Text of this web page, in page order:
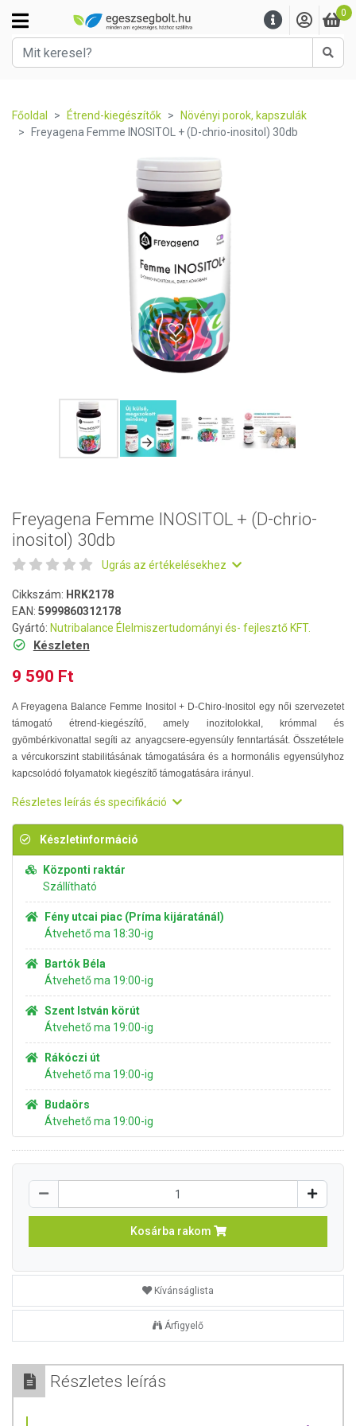
0
Főoldal Étrend-kiegészítők
Növényi porok, kapszulák
Freyagena Femme INOSITOL + (D-chrio-inositol) 30db
Freyagena Femme INOSITOL + (D-chrio-
inositol) 30db
Ugrás az értékelésekhez
Cikkszám: HRK2178
EAN: 5999860312178
Gyártó: Nutribalance Élelmiszertudományi és- fejlesztő KFT.
Készleten
9 590 Ft
A Freyagena Balance Femme Inositol + D-Chiro-Inositol egy női szervezetet
támogató étrend-kiegészítő, amely inozitolokkal, krómmal és
gyömbérkivonattal segíti az anyagcsere-egyensúly fenntartását. Összetétele
a vércukorszint stabilitásának támogatására és a hormonális egyensúlyhoz
kapcsolódó folyamatok kiegészítő támogatására irányul.
Részletes leírás és specifikáció
Készletinformáció
Központi raktár
Szállítható
Fény utcai piac (Príma kijáratánál)
Átvehető ma 18:30-ig
Bartók Béla
Átvehető ma 19:00-ig
Szent István körút
Átvehető ma 19:00-ig
Rákóczi út
Átvehető ma 19:00-ig
Budaörs
Átvehető ma 19:00-ig
Kosárba rakom
Kívánságlista
Árfigyelő
Részletes leírás